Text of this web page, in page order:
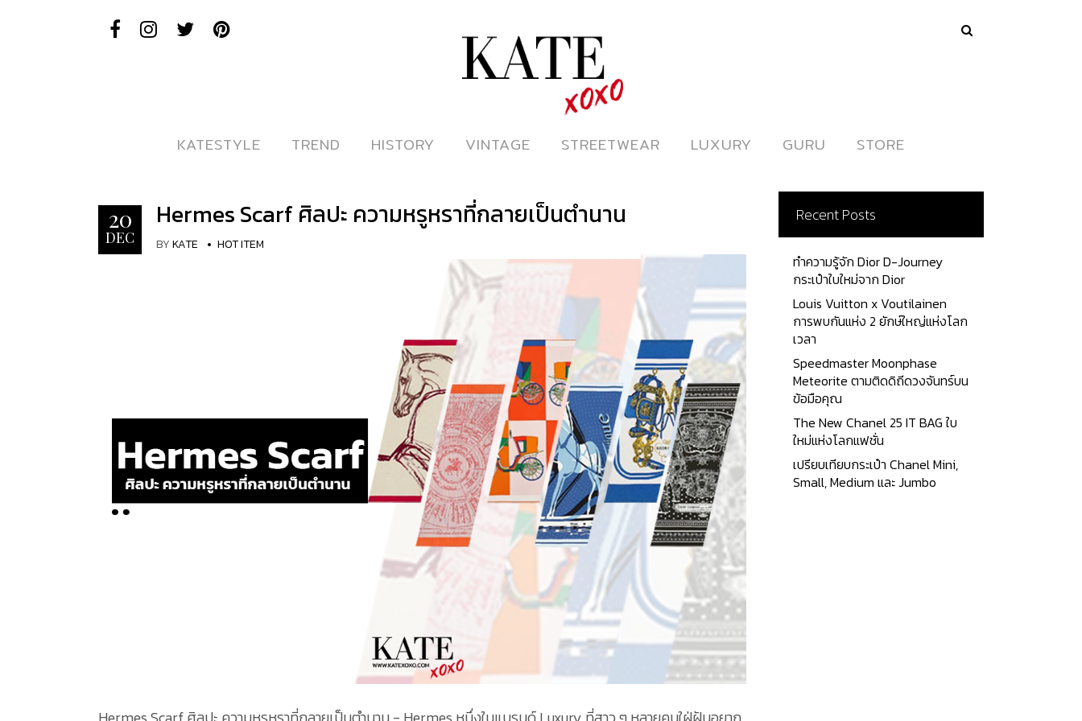
ดูหนังออนไลน์
KATESTYLE
KATESTYLE TREND
TREND HISTORY
HISTORY VINTAGE
VINTAGE STREETWEAR
STREETWEAR LUXURY
LUXURY GURU
GURU STORE
STORE
20
DEC
Hermes Scarf ศิลปะ ความหรูหราที่กลายเป็นตำนาน
BYKATE HOT ITEM
Recent Posts
ทำความรู้จัก Dior D-Journey
กระเป๋าใบใหม่จาก Dior
Louis Vuitton x Voutilainen
การพบกันแห่ง 2 ยักษ์ใหญ่แห่งโลก
เวลา
Speedmaster Moonphase
Meteorite ตามติดดิถีดวงจันทร์บน
ข้อมือคุณ
The New Chanel 25 IT BAG ใบ
ใหม่แห่งโลกแฟชั่น
เปรียบเทียบกระเป๋า Chanel Mini,
Small, Medium และ Jumbo